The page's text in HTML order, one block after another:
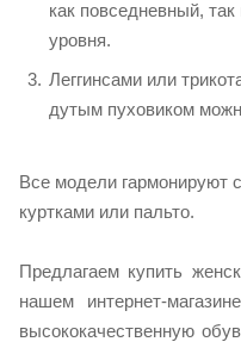
как повседневный,
уровня.
Леггинсами или
дутым пуховиком
Все модели гармонируют
куртками или пальто.
Предлагаем купить
нашем интернет-
высококачественную